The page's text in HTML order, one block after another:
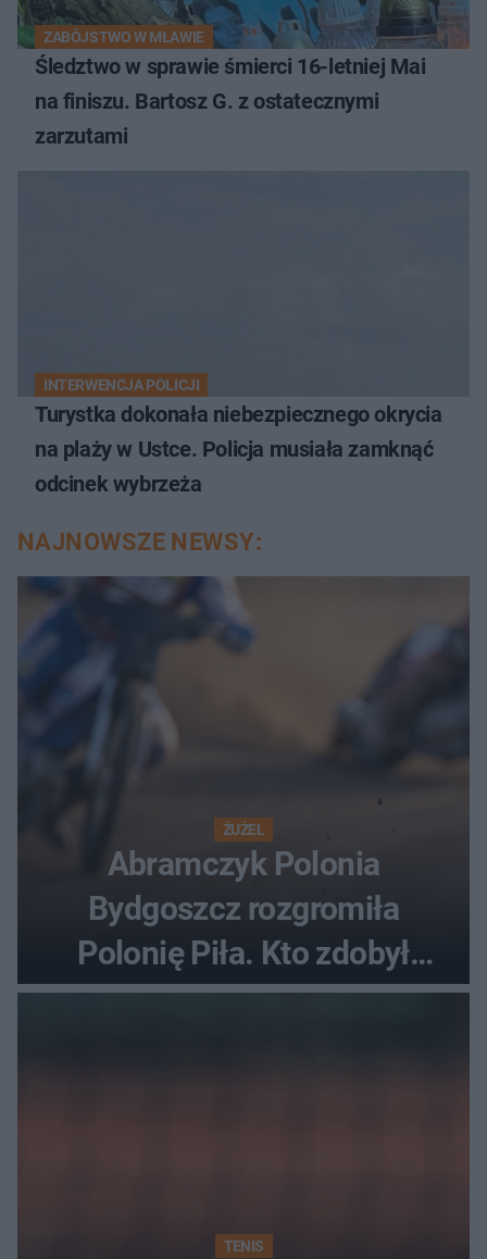
ZABÓJSTWO W MŁAWIE
Śledztwo w sprawie śmierci 16-letniej Mai
na finiszu. Bartosz G. z ostatecznymi
zarzutami
INTERWENCJA POLICJI
Turystka dokonała niebezpiecznego okrycia
na plaży w Ustce. Policja musiała zamknąć
odcinek wybrzeża
NAJNOWSZE NEWSY:
ŻUŻEL
Abramczyk Polonia
Bydgoszcz rozgromiła
Polonię Piła. Kto zdobył
najwięcej punktów?
TENIS